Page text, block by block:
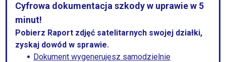
Cyfrowa dokumentacja szkody w uprawie w 5
minut!
Pobierz Raport zdjęć satelitarnych swojej działki,
zyskaj dowód w sprawie.
Dokument wygenerujesz samodzielnie